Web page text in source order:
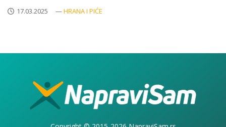
17.03.2025 —HRANA I PIĆE